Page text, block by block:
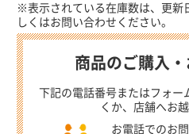
※表示されている在庫数は、更新
しくはお問い合わせください。
商品のご購入
下記の電話番号またはフォー
くか、店舗へお
お電話でのお